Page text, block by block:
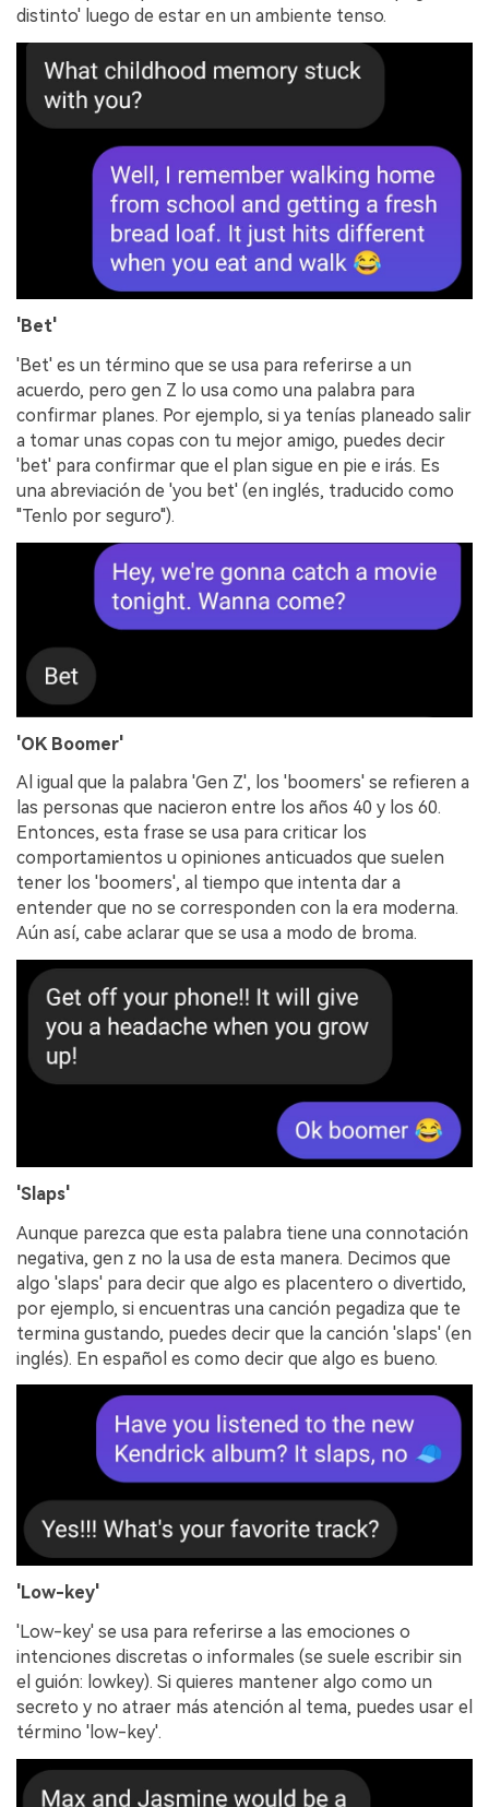
distinto' luego de estar en un ambiente tenso.
'Bet'
'Bet' es un término que se usa para referirse a un
acuerdo, pero gen Z lo usa como una palabra para
confirmar planes. Por ejemplo, si ya tenías planeado salir
a tomar unas copas con tu mejor amigo, puedes decir
'bet' para confirmar que el plan sigue en pie e irás. Es
una abreviación de 'you bet' (en inglés, traducido como
"Tenlo por seguro").
'OK Boomer'
Al igual que la palabra 'Gen Z', los 'boomers' se refieren a
las personas que nacieron entre los años 40 y los 60.
Entonces, esta frase se usa para criticar los
comportamientos u opiniones anticuados que suelen
tener los 'boomers', al tiempo que intenta dar a
entender que no se corresponden con la era moderna.󠀲󠀩󠀩󠀢󠀦󠀦󠀦󠀠󠀳󠀰
Aún así, cabe aclarar que se usa a modo de broma.
'Slaps'
Aunque parezca que esta palabra tiene una connotación
negativa, gen z no la usa de esta manera. Decimos que
algo 'slaps' para decir que algo es placentero o divertido,
por ejemplo, si encuentras una canción pegadiza que te
termina gustando, puedes decir que la canción 'slaps' (en
inglés). En español es como decir que algo es bueno.
'Low-key'
'Low-key' se usa para referirse a las emociones o
intenciones discretas o informales (se suele escribir sin
el guión: lowkey). Si quieres mantener algo como un
secreto y no atraer más atención al tema, puedes usar el
término 'low-key'.